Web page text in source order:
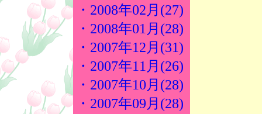
・2008年02月(27)
・2008年01月(28)
・2007年12月(31)
・2007年11月(26)
・2007年10月(28)
・2007年09月(28)